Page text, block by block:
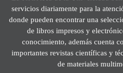
servicios diariamente para la
donde pueden encontrar una
de libros impresos y
conocimiento, además cuenta
importantes revistas científicas y
de materiales